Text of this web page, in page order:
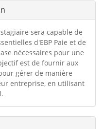
sera capable de
d'EBP Paie et de
nécessaires pour une
est de fournir aux
gérer de manière
entreprise, en utilisant